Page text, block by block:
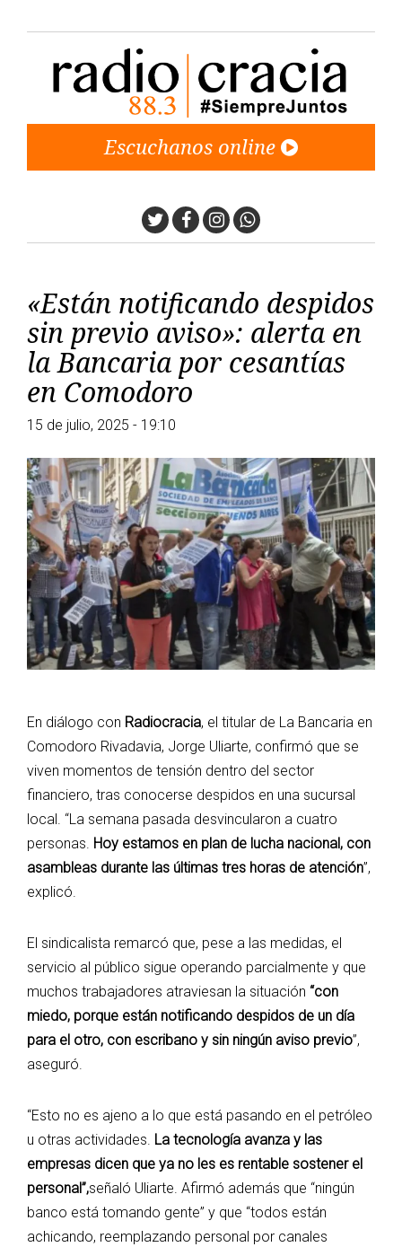
Escuchanos online
TwitterFacebook
Instagram
Whatsapp
«Están notificando despidos
sin previo aviso»: alerta en
la Bancaria por cesantías
en Comodoro
15 de julio, 2025 - 19:10
En diálogo con Radiocracia, el titular de La Bancaria en
Comodoro Rivadavia, Jorge Uliarte, confirmó que se
viven momentos de tensión dentro del sector
financiero, tras conocerse despidos en una sucursal
local. “La semana pasada desvincularon a cuatro
personas. Hoy estamos en plan de lucha nacional, con
asambleas durante las últimas tres horas de atención”,
explicó.
El sindicalista remarcó que, pese a las medidas, el
servicio al público sigue operando parcialmente y que
muchos trabajadores atraviesan la situación “con
miedo, porque están notificando despidos de un día
para el otro, con escribano y sin ningún aviso previo”,
aseguró.
“Esto no es ajeno a lo que está pasando en el petróleo
u otras actividades. La tecnología avanza y las
empresas dicen que ya no les es rentable sostener el
personal”,señaló Uliarte. Afirmó además que “ningún
banco está tomando gente” y que “todos están
achicando, reemplazando personal por canales